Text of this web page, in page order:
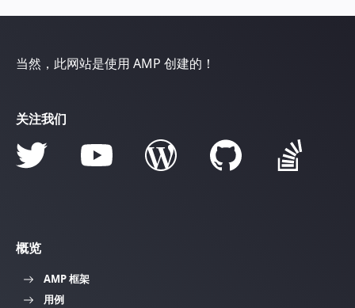
当然，此网站是使用 AMP 创建的！
关注我们
概览
AMP 框架
用例